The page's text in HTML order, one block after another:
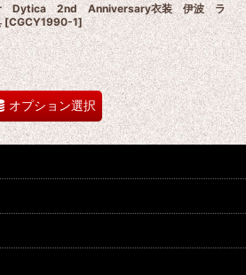
Dytica 2nd Anniversary衣装 伊波 ラ
[CGCY1990-1]
オプション選択